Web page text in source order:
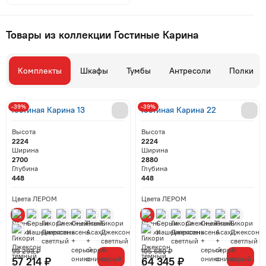
Товары из коллекции Гостиные Карина
Комплекты Шкафы Тумбы Антресоли Полки
Гостиная Карина 13
Высота
2224
Ширина
2700
Глубина
448
Цвета ЛЕРОМ
57 214 ₽
93 293 ₽
-39% Гостиная Карина 22
Высота
2224
Ширина
2880
Глубина
448
Цвета ЛЕРОМ
64 345 ₽
105 680 ₽
-39%